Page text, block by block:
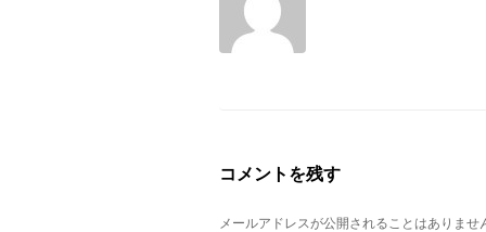
コメントを残す
メールアドレスが公開されることはありませ